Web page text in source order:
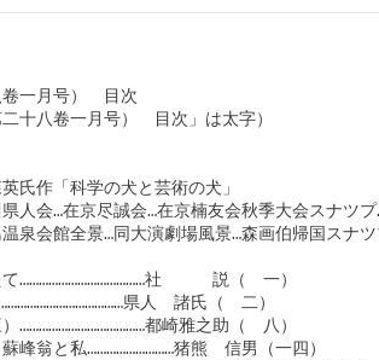
一月号）　目次
十八卷一月号）　目次」は太字）
氏作「科学の犬と芸術の犬」
県人会…在京尽誠会…在京楠友会秋季大会スナツ
全景…同大演劇場風景…森画伯帰国スナツ
…………………………………社　　　説（　一）
県人　諸氏（　二）
…………………………………都崎雅之助（　八）
峰翁と私………………………猪熊　信男（一四）